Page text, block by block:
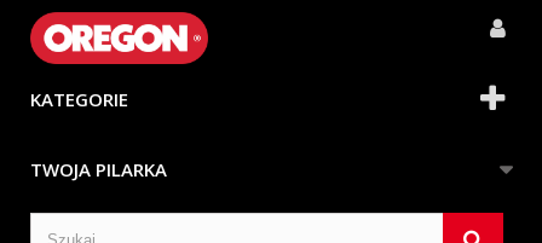
KATEGORIE
TWOJA PILARKA